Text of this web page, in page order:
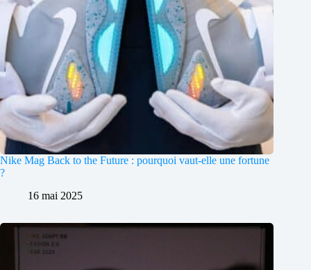
Nike Mag Back to the Future : pourquoi vaut-elle une fortune
?
16 mai 2025